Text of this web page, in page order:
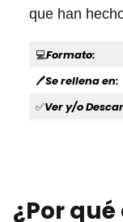
que han
💻Formato:
🖊Se rellena en:
✅Ver y/o
¿Por